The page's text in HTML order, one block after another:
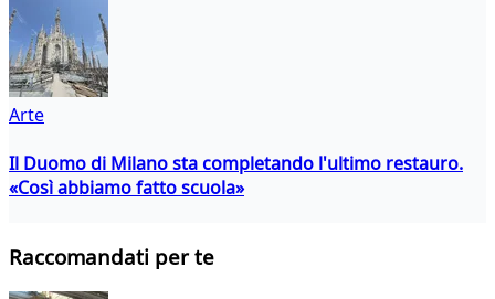
Arte
Il Duomo di Milano sta completando l'ultimo restauro.
«Così abbiamo fatto scuola»
Raccomandati per te